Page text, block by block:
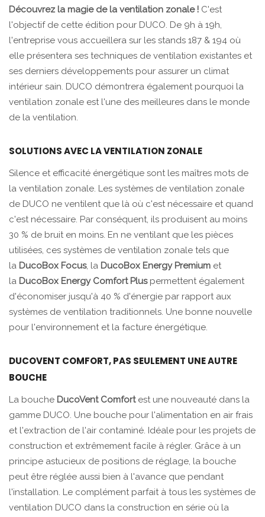
Découvrez la magie de la ventilation zonale ! C'est
l'objectif de cette édition pour DUCO. De 9h à 19h,
l'entreprise vous accueillera sur les stands 187 & 194 où
elle présentera ses techniques de ventilation existantes et
ses derniers développements pour assurer un climat
intérieur sain. DUCO démontrera également pourquoi la
ventilation zonale est l'une des meilleures dans le monde
de la ventilation.
SOLUTIONS AVEC LA VENTILATION ZONALE
Silence et efficacité énergétique sont les maîtres mots de
la ventilation zonale. Les systèmes de ventilation zonale
de DUCO ne ventilent que là où c'est nécessaire et quand
c'est nécessaire. Par conséquent, ils produisent au moins
30 % de bruit en moins. En ne ventilant que les pièces
utilisées, ces systèmes de ventilation zonale tels que
la DucoBox Focus, la DucoBox Energy Premium et
la DucoBox Energy Comfort Pluspermettent également
d'économiser jusqu'à 40 % d'énergie par rapport aux
systèmes de ventilation traditionnels. Une bonne nouvelle
pour l'environnement et la facture énergétique.
DUCOVENT COMFORT, PAS SEULEMENT UNE AUTRE
BOUCHE
La bouche DucoVent Comfort est une nouveauté dans la
gamme DUCO. Une bouche pour l'alimentation en air frais
et l'extraction de l'air contaminé. Idéale pour les projets de
construction et extrêmement facile à régler. Grâce à un
principe astucieux de positions de réglage, la bouche
peut être réglée aussi bien à l'avance que pendant
l'installation. Le complément parfait à tous les systèmes de
ventilation DUCO dans la construction en série où la